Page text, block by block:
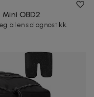
OBD2
bilens diagnostikk.